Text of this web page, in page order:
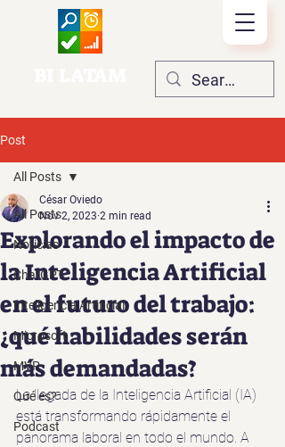
Post
All Posts
Noticias
ChatGPT
Inteligencia Artificial
Microsoft
MVP
Qué es?
Podcast
All Posts
Explorando el impacto de
la Inteligencia Artificial
en el futuro del trabajo:
¿qué habilidades serán
más demandadas?
César Oviedo
Nov 2, 2023 2 min read
La llegada de la Inteligencia Artificial (IA)
está transformando rápidamente el
panorama laboral en todo el mundo. A